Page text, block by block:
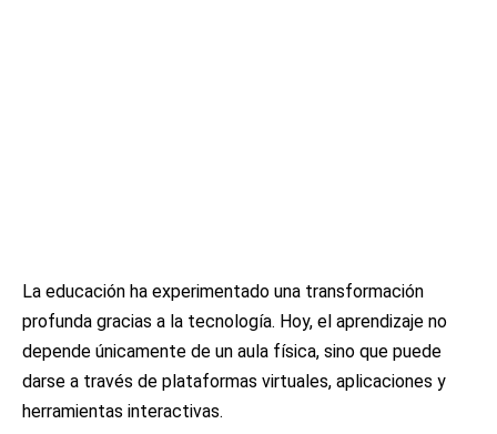
La educación ha experimentado una transformación
profunda gracias a la tecnología. Hoy, el aprendizaje no
depende únicamente de un aula física, sino que puede
darse a través de plataformas virtuales, aplicaciones y
herramientas interactivas.